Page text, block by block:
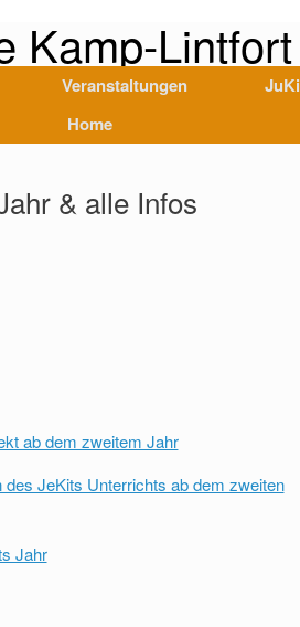
Kamp-Lintfort
Veranstaltungen
Home
& alle Infos
ab dem zweitem Jahr
JeKits Unterrichts ab dem zweiten
Jahr